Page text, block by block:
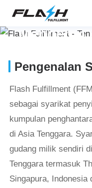
Mengenai
Pengenalan
Flash Fulfillment
sebagai syarikat
kumpulan
di Asia Tenggara.
gudang milik sendiri
Tenggara termasuk
Singapura, Indonesia